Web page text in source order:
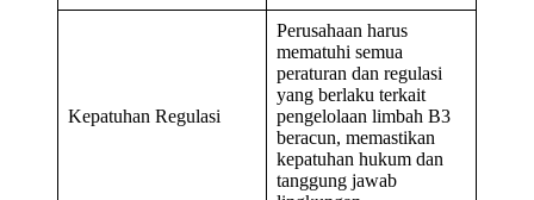
Kepatuhan Regulasi
Perusahaan harus
mematuhi semua
peraturan dan regulasi
yang berlaku terkait
pengelolaan limbah B3
beracun, memastikan
kepatuhan hukum dan
tanggung jawab